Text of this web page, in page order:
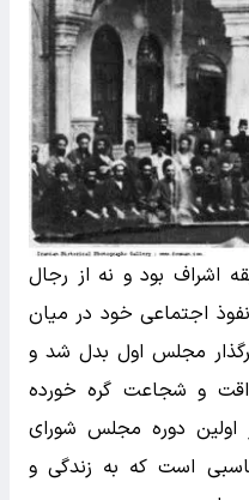
اشراف بود و نه از رجال
نفوذ اجتماعی خود در میان
مجلس اول بدل شد و
و شجاعت گره خورده
اولین دوره مجلس شورای
1359 بهانه مناسبی است که به زندگی و